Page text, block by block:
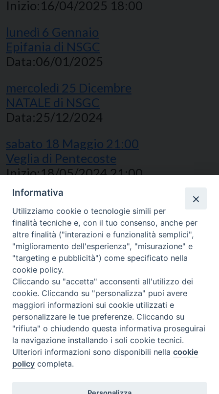
Inizio:16/04/2025 18:00
lunedì 6 Gennaio
Epifania di NSGC
Data:06/01/2025
mercoledì 25 Dicembre
NATALE di NSGC
Data:25/12/2024
sabato 18 Maggio 21:00
Veglia di Pentecoste
Inizio:18/05/2024 21:00
venerdì 8Dicembre
Ordinazione diaconale
Inizio: 08/12/2023 16:30
Piazza Mario Dottori, 14
02047 Poggio Mirteto (Rieti)
Informativa
Utilizziamo cookie o tecnologie simili per
finalità tecniche e, con il tuo consenso, anche per
altre finalità ("interazioni e funzionalità semplici",
"miglioramento dell'esperienza", "misurazione" e
"targeting e pubblicità") come specificato nella
cookie policy.
Cliccando su "accetta" acconsenti all'utilizzo dei
cookie. Cliccando su "personalizza" puoi avere
maggiori informazioni sui cookie utilizzati e
personalizzare le tue preferenze. Cliccando su
"rifiuta" o chiudendo questa informativa proseguirai
la navigazione installando i soli cookie tecnici.
Ulteriori informazioni sono disponibili nellacookie
policy completa.